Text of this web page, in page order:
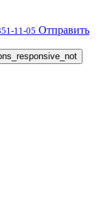
11-05 Отправить